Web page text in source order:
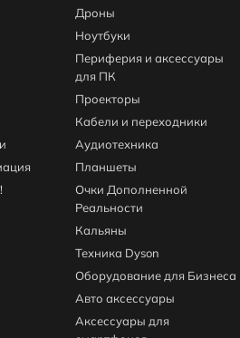
Дроны
Ноутбуки
Периферия и аксессуары
для ПК
Проекторы
Кабели и переходники
Аудиотехника
Планшеты
Очки Дополненной
Реальности
Кальяны
Техника Dyson
Оборудование для Бизнеса
Авто аксессуары
Аксессуары для